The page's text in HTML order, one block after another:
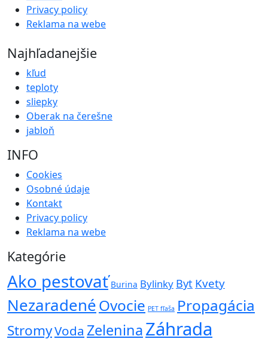
Privacy policy
Reklama na webe
Najhľadanejšie
kľud
teploty
sliepky
Oberak na čerešne
jabloň
INFO
Cookies
Osobné údaje
Kontakt
Privacy policy
Reklama na webe
Kategórie
Ako pestovať Burina Bylinky Byt Kvety
NezaradenéOvocie PET fľaša Propagácia
StromyVoda ZeleninaZáhrada